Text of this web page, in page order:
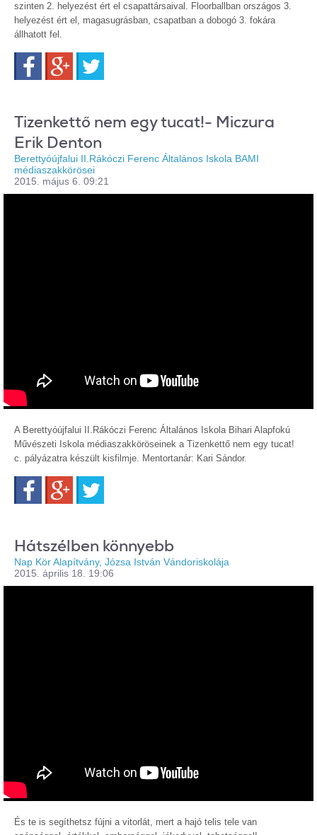
szinten 2. helyezést ért el csapattársaival. Floorballban országos 3.
helyezést ért el, magasugrásban, csapatban a dobogó 3. fokára
állhatott fel.
FacebookGoogle+
Tizenkettő nem egy tucat!- Miczura
Erik Denton
Berettyóújfalui II.Rákóczi Ferenc Általános Iskola BAMI
médiaszakkörösei
2015. május 6. 09:21
A Berettyóújfalui II.Rákóczi Ferenc Általános Iskola Bihari Alapfokú
Művészeti Iskola médiaszakköröseinek a Tizenkettő nem egy tucat!
c. pályázatra készült kisfilmje. Mentortanár: Kari Sándor.
FacebookGoogle+
Hátszélben könnyebb
Nap Kör Alapítvány, Józsa István Vándoriskolája
2015. április 18. 19:06
És te is segíthetsz fújni a vitorlát, mert a hajó telis tele van